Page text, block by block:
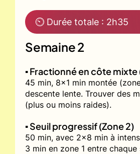
⏲ Durée totale : 2h35
Semaine 2
▪️ Fractionné en côte
45 min, 8x1 min montée
descente lente. Trouver des
(plus ou moins raides).
▪️ Seuil progressif (Zone 2)
50 min, avec 2x8 min à
3 min en zone 1 entre chaque